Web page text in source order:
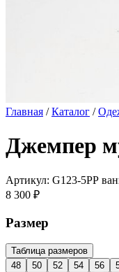
Главная / Каталог /
Джемпер
Артикул: G123-5PР
8 300 ₽
Размер
Таблица размеров
48
50 52 54 56